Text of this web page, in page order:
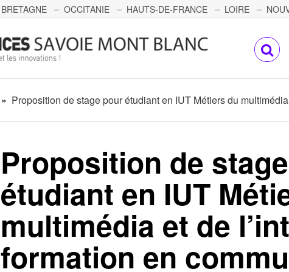
BRETAGNE OCCITANIE HAUTS-DE-FRANCE LOIRE
Proposition de stage pour étudiant en IUT Métiers du
Proposition de
étudiant en IUT
multimédia et de
formation en